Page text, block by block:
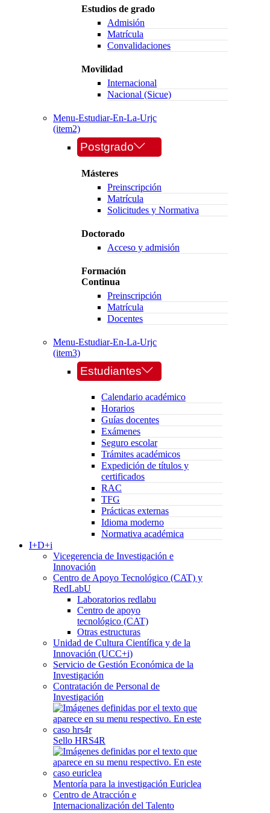
Estudios de grado
Admisión
Matrícula
Convalidaciones
Movilidad
Internacional
Nacional (Sicue)
Menu-Estudiar-En-La-Urjc
(item2)
Postgrado
Másteres
Preinscripción
Matrícula
Solicitudes y Normativa
Doctorado
Acceso y admisión
Formación
Continua
Preinscripción
Matrícula
Docentes
Menu-Estudiar-En-La-Urjc
(item3)
Estudiantes
Calendario académico
Horarios
Guías docentes
Exámenes
Seguro escolar
Trámites académicos
Expedición de títulos y
certificados
RAC
TFG
Prácticas externas
Idioma moderno
Normativa académica
I+D+i
Vicegerencia de Investigación e
Innovación
Centro de Apoyo Tecnológico (CAT) y
RedLabU
Laboratorios redlabu
Centro de apoyo
tecnológico (CAT)
Otras estructuras
Unidad de Cultura Científica y de la
Innovación (UCC+i)
Servicio de Gestión Económica de la
Investigación
Contratación de Personal de
Investigación
Sello HRS4R
Mentoría para la investigación Euriclea
Centro de Atracción e
Internacionalización del Talento